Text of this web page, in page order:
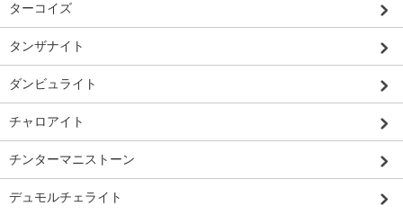
ターコイズ
タンザナイト
ダンビュライト
チャロアイト
チンターマニストーン
デュモルチェライト